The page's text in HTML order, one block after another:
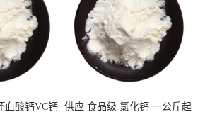
血酸钙VC钙
供应 食品级 氯化钙 一公斤起